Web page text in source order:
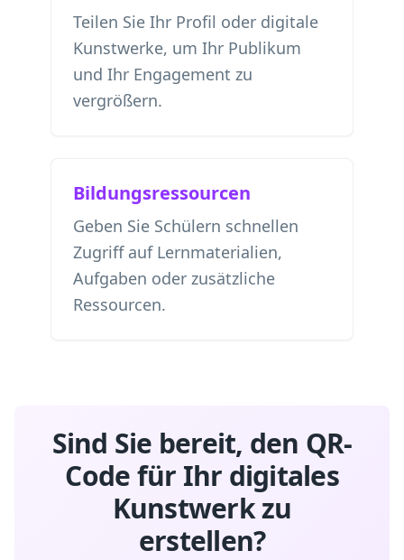
Teilen Sie Ihr Profil oder digitale
Kunstwerke, um Ihr Publikum
und Ihr Engagement zu
vergrößern.
Bildungsressourcen
Geben Sie Schülern schnellen
Zugriff auf Lernmaterialien,
Aufgaben oder zusätzliche
Ressourcen.
Sind Sie bereit, den QR-
Code für Ihr digitales
Kunstwerk zu
erstellen?